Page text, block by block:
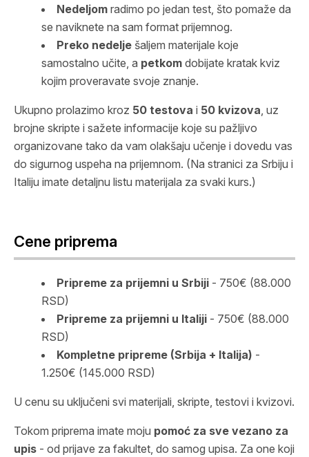
Nedeljom radimo po jedan test, što pomaže da
se naviknete na sam format prijemnog.
Preko nedelje šaljem materijale koje
samostalno učite, a petkom dobijate kratak kviz
kojim proveravate svoje znanje.
Ukupno prolazimo kroz 50 testova i 50 kvizova , uz
brojne skripte i sažete informacije koje su pažljivo
organizovane tako da vam olakšaju učenje i dovedu vas
do sigurnog uspeha na prijemnom. (Na stranici za Srbiju i
Italiju imate detaljnu listu materijala za svaki kurs.)
Cene priprema
Pripreme za prijemni u Srbiji - 750€ (88.000
RSD)
Pripreme za prijemni u Italiji - 750€ (88.000
RSD)
Kompletne pripreme (Srbija + Italija) -
1.250€ (145.000 RSD)
U cenu su uključeni svi materijali, skripte, testovi i kvizovi.
Tokom priprema imate moju pomoć za sve vezano za
upis - od prijave za fakultet, do samog upisa. Za one koji